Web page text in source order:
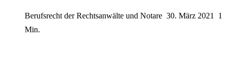
Berufsrecht der Rechtsanwälte und Notare 30. März 2021
1
Min.